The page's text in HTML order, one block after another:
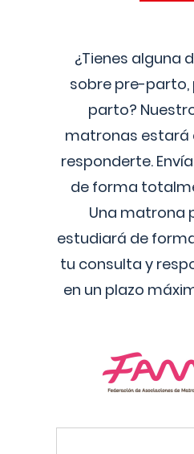
¿Tienes alguna
sobre pre-
parto?
matronas estará
responderte.
de forma
Una matrona
estudiará de
tu consulta y
en un plazo